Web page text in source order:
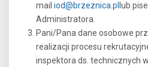
mail iod@brzeznica.pl lub
Administratora.
Pani/Pana dane osobowe
realizacji procesu
inspektora ds. technicznych